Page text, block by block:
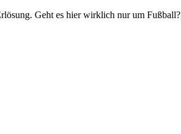
Geht es hier wirklich nur um Fußball?